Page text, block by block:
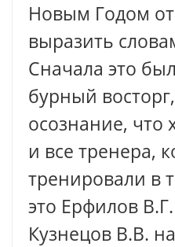
Новым Годом
выразить
Сначала это
бурный
осознание, что
и все тренера,
тренировали в
это Ерфилов
Кузнецов В.В.